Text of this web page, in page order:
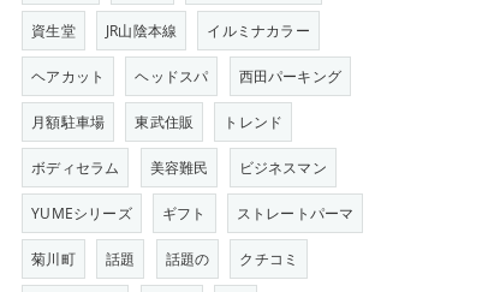
資生堂 JR山陰本線 イルミナカラー
ヘアカット ヘッドスパ 西田パーキング
月額駐車場 東武住販 トレンド
ボディセラム 美容難民 ビジネスマン
YUMEシリーズ ギフト ストレートパーマ
菊川町 話題 話題の クチコミ